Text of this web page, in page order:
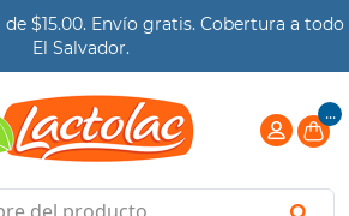
$15.00. Envío gratis. Cobertura a todo
El Salvador.
...